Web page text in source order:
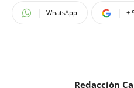
WhatsApp +
Redacción